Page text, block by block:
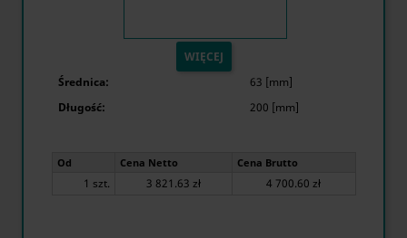
WIĘCEJ
Średnica:
63 [mm]
Długość:
200 [mm]
Od Cena Netto Cena Brutto
1 szt. 3 821.63 zł 4 700.60 zł